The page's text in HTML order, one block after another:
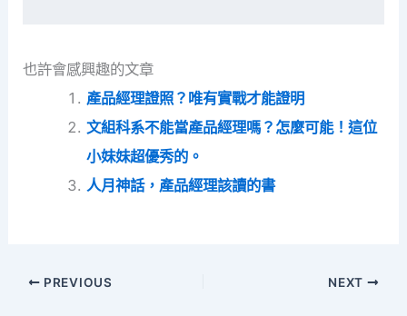
也許會感興趣的文章
產品經理證照？唯有實戰才能證明
文組科系不能當產品經理嗎？怎麼可能！這位
小妹妹超優秀的。
人月神話，產品經理該讀的書
PREVIOUS NEXT